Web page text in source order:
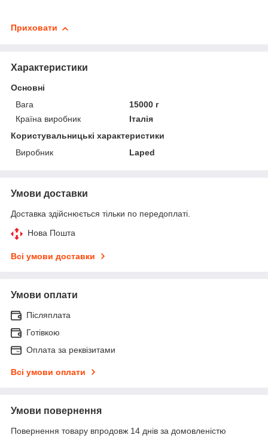
Приховати
Характеристики
Основні
Вага
15000 г
Країна виробник
Італія
Користувальницькі характеристики
Виробник
Laped
Умови доставки
Доставка здійснюється тільки по передоплаті.
Нова Пошта
Всі умови доставки
Умови оплати
Післяплата
Готівкою
Оплата за реквізитами
Всі умови оплати
Умови повернення
Повернення товару впродовж 14 днів за домовленістю